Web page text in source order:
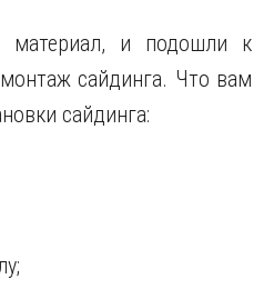
и подошли к
сайдинга. Что вам
сайдинга: